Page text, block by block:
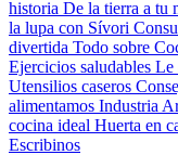
historia De la tierra a tu
la lupa con Sívori
divertida Todo sobre
Ejercicios saludables Le
Utensilios caseros
alimentamos Industria
cocina ideal Huerta en
Escribinos